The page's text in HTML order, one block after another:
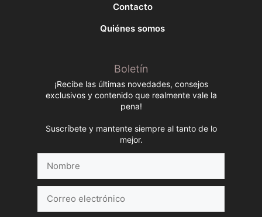
Contacto
Quiénes somos
Boletín
¡Recibe las últimas novedades, consejos
exclusivos y contenido que realmente vale la
pena!
Suscríbete y mantente siempre al tanto de lo
mejor.
electrónico